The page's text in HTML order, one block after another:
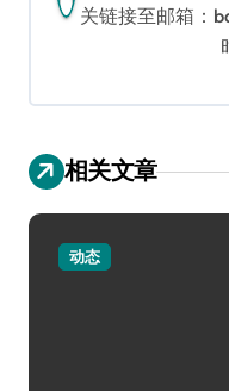
关链接至邮箱：
相关文章
动态